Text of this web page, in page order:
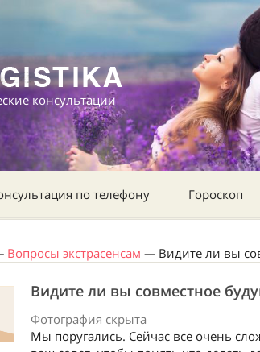
консультации
по телефону Гороскоп
Вопросы экстрасенсам — Видите ли вы
Видите ли вы совместное
Фотография скрыта
Мы поругались. Сейчас все очень